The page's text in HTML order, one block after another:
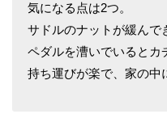
気になる点は2つ。
サドルのナットが緩んで
ペダルを漕いでいるとカ
持ち運びが楽で、家の中